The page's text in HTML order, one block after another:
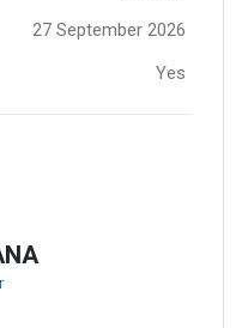
27 September 2026
Yes